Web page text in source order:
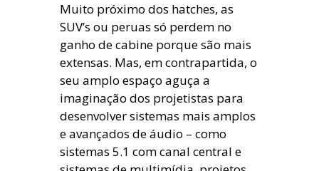
Muito próximo dos hatches, as
SUV’s ou peruas só perdem no
ganho de cabine porque são mais
extensas. Mas, em contrapartida, o
seu amplo espaço aguça a
imaginação dos projetistas para
desenvolver sistemas mais amplos
e avançados de áudio – como
sistemas 5.1 com canal central e